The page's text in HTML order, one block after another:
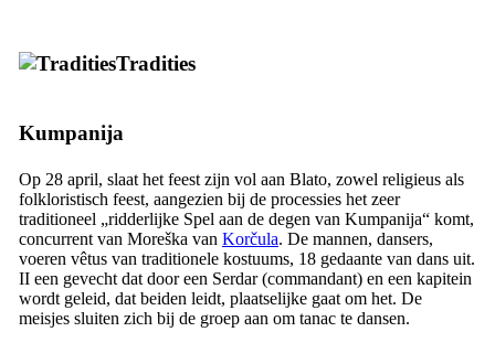
Tradities
Kumpanija
Op 28 april, slaat het feest zijn vol aan Blato, zowel religieus als
folkloristisch feest, aangezien bij de processies het zeer
traditioneel „ridderlijke Spel aan de degen van Kumpanija“ komt,
concurrent van Moreška van Korčula. De mannen, dansers,
voeren vêtus van traditionele kostuums, 18 gedaante van dans uit.
II een gevecht dat door een Serdar(commandant) en een kapitein
wordt geleid, dat beiden leidt, plaatselijke gaat om het. De
meisjes sluiten zich bij de groep aan om tanac te dansen.